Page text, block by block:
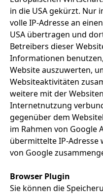
in die USA gekürzt. Nur
volle IP-Adresse an
USA übertragen und
Betreibers dieser
Informationen
Website auszuwerten,
Websiteaktivitäten
weitere mit der
Internetnutzung
gegenüber dem
im Rahmen von Google
übermittelte IP-
von Google
Browser Plugin
Sie können die